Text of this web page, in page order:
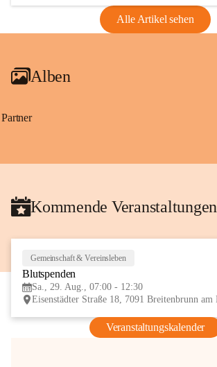
Alle Artikel sehen
Alben
Partner
Kommende Veranstaltungen
Gemeinschaft & Vereinsleben
Blutspenden
Sa., 29. Aug., 07:00 - 12:30
Veranstaltungskalender